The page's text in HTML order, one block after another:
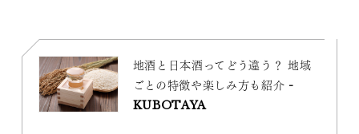
地酒と日本酒ってどう違う？ 地域
ごとの特徴や楽しみ方も紹介 -
KUBOTAYA